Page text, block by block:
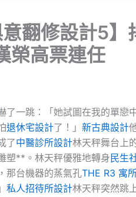
翻修設計5】
榮高票連任
了一跳：「她試圖在我的單戀
退休宅設計了！」 新古典設計
了中醫診所設計林天秤舞台上
塑**。林天秤優雅地轉身 民生
那台機器的蒸氣孔THE R3 寓
私人招待所設計林天秤突然跳